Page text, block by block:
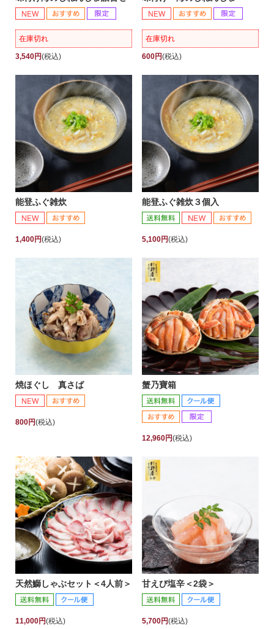
在庫切れ
3,540円(税込)
在庫切れ
600円(税込)
能登ふぐ雑炊
1,400円(税込)
能登ふぐ雑炊３個入
5,100円(税込)
焼ほぐし 真さば
800円(税込)
蟹乃寶箱
12,960円(税込)
天然鰤しゃぶセット＜4人前＞
11,000円(税込)
甘えび塩辛＜2袋＞
5,700円(税込)